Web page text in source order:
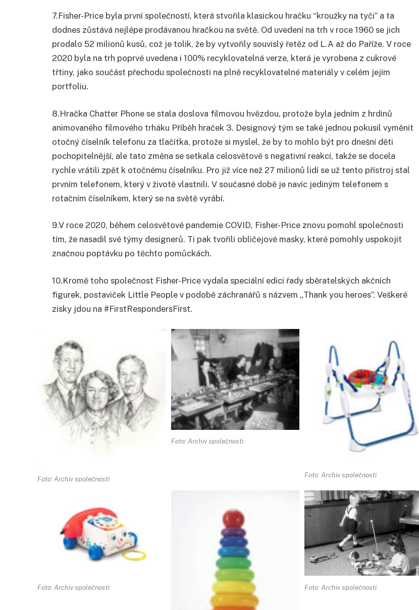
7.Fisher-Price byla první společností, která stvořila klasickou hračku “kroužky na tyči” a ta
dodnes zůstává nejlépe prodávanou hračkou na světě. Od uvedení na trh v roce 1960 se jich
prodalo 52 milionů kusů, což je tolik, že by vytvořily souvislý řetěz od L.A až do Paříže. V roce
2020 byla na trh poprvé uvedena i 100% recyklovatelná verze, která je vyrobena z cukrové
třtiny, jako součást přechodu společnosti na plně recyklovatelné materiály v celém jejím
portfoliu.
8.Hračka Chatter Phone se stala doslova filmovou hvězdou, protože byla jedním z hrdinů
animovaného filmového trháku Příběh hraček 3. Designový tým se také jednou pokusil vyměnit
otočný číselník telefonu za tlačítka, protože si myslel, že by to mohlo být pro dnešní děti
pochopitelnější, ale tato změna se setkala celosvětově s negativní reakcí, takže se docela
rychle vrátili zpět k otočnému číselníku. Pro již více než 27 milionů lidí se už tento přístroj stal
prvním telefonem, který v životě vlastnili. V současné době je navíc jediným telefonem s
rotačním číselníkem, který se na světě vyrábí.
9.V roce 2020, během celosvětové pandemie COVID, Fisher-Price znovu pomohl společnosti
tím, že nasadil své týmy designerů. Ti pak tvořili obličejové masky, které pomohly uspokojit
značnou poptávku po těchto pomůckách.
10.Kromě toho společnost Fisher-Price vydala speciální edici řady sběratelských akčních
figurek, postaviček Little People v podobě záchranářů s názvem „Thank you heroes”. Veškeré
zisky jdou na #FirstRespondersFirst.
Foto: Archiv společnosti
Foto: Archiv společnosti
Foto: Archiv společnosti
Foto: Archiv společnosti Foto: Archiv společnosti